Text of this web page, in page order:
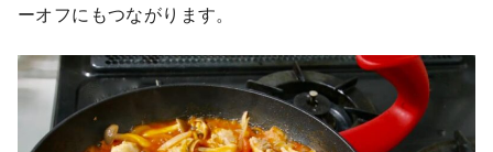
ーオフにもつながります。